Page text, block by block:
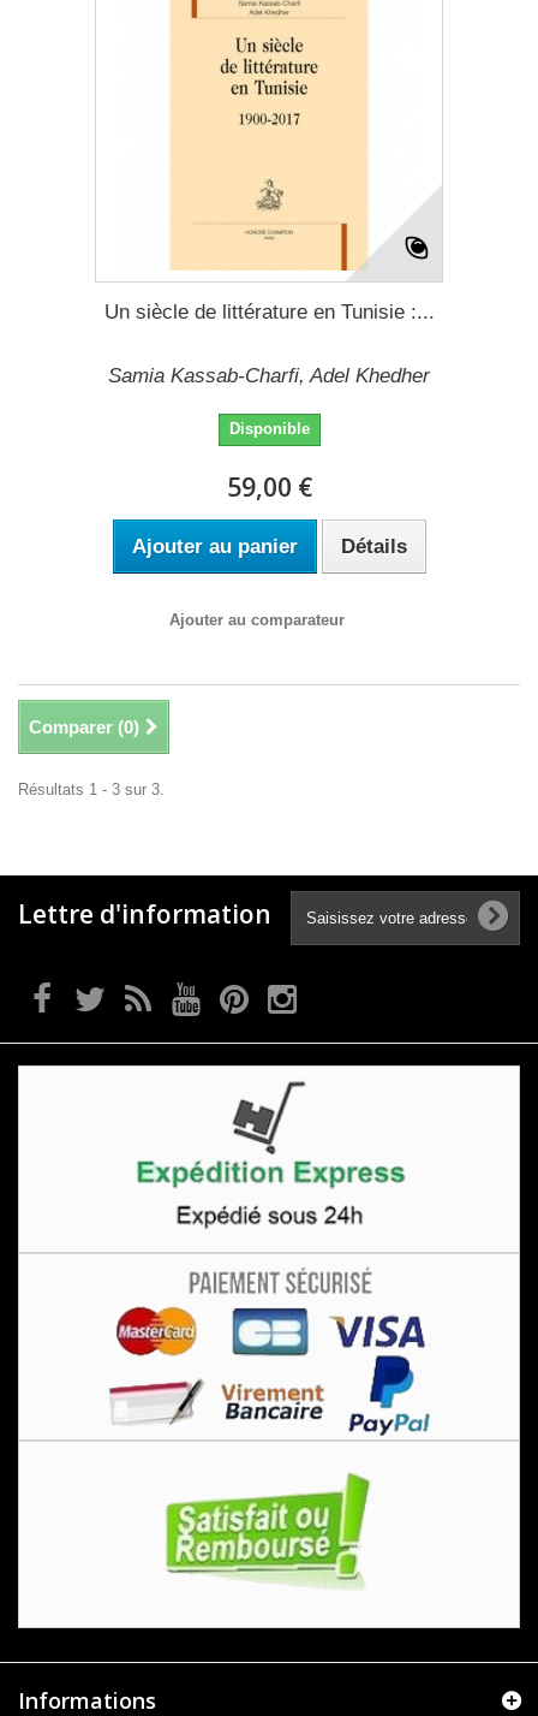
Un siècle de littérature en Tunisie :...
Samia Kassab-Charfi, Adel Khedher
Disponible
59,00 €
Ajouter au panier Détails
Ajouter au comparateur
Comparer (0)
Résultats 1 - 3 sur 3.
Lettre d'information
Informations